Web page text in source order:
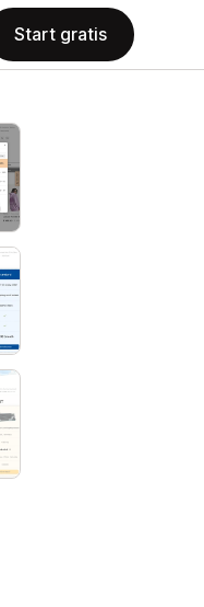
Start gratis